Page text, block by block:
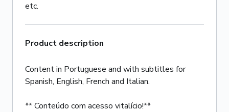
etc.
Product description
Content in Portuguese and with subtitles for
Spanish, English, French and Italian.
** Conteúdo com acesso vitalício!**